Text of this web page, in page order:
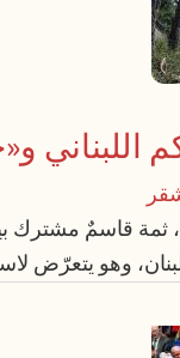
اللبناني
ثمة قاسمٌ
وهو يتعرّض